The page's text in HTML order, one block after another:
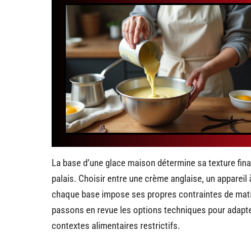
La base d’une glace maison détermine sa texture
palais. Choisir entre une crème anglaise, un appareil
chaque base impose ses propres contraintes de
passons en revue les options techniques pour
contextes alimentaires restrictifs.